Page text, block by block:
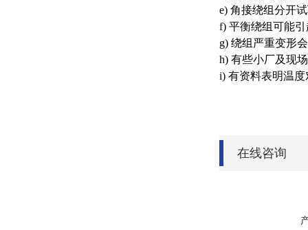
e) 角接绕组分开
f) 平衡绕组可能
g) 绕组严重变形
h) 有些小厂及现
i) 有资料表明温
在线咨询